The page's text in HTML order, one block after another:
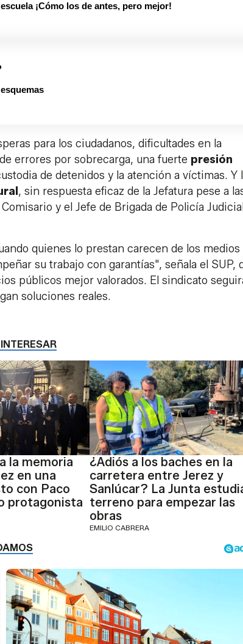
¡Cómo los de antes, pero mejor!
para los ciudadanos, dificultades en la
errores por sobrecarga, una fuerte presión
de detenidos y la atención a víctimas. Y
, sin respuesta eficaz de la Jefatura pese a
y el Jefe de Brigada de Policía Judicial
quienes lo prestan carecen de los medios
su trabajo con garantías", señala el SUP,
públicos mejor valorados. El sindicato
soluciones reales.
la memoria
en una
con Paco
protagonista
¿Adiós a los baches en la
carretera entre Jerez y
Sanlúcar? La Junta
terreno para empezar las
obras
EMILIO CABRERA